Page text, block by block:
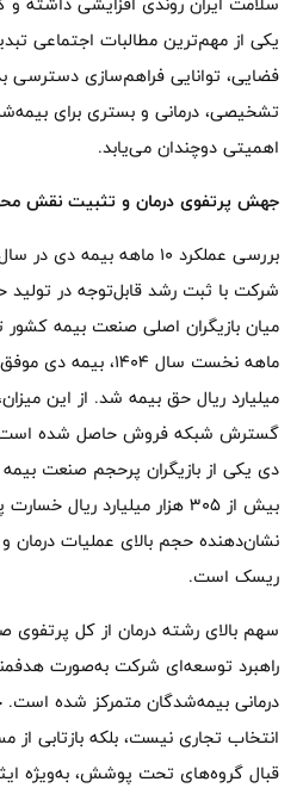
یکی از مهم‌ترین مطالبات اجتماعی
فضایی، توانایی فراهم‌سازی
تشخیصی، درمانی و بستری برای
اهمیتی دوچندان می‌یابد.
جهش پرتفوی درمان و تثبیت نقش
شرکت با ثبت رشد قابل‌توجه در تولید
میلیارد ریال حق بیمه شد. از این
گسترش شبکه فروش حاصل شده است
دی یکی از بازیگران پرحجم صنعت
بیش از ۳۰۵ هزار میلیارد
نشان‌دهنده حجم بالای عملیات
ریسک است.
سهم بالای رشته درمان از کل پرتفوی
راهبرد توسعه‌ای شرکت به‌صورت
درمانی بیمه‌شدگان متمرکز شده است.
انتخاب تجاری نیست، بلکه بازتابی
قبال گروه‌های تحت پوشش، به‌ویژه